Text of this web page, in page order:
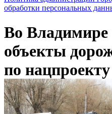
обработки персональных
Во Владимире
объекты
по